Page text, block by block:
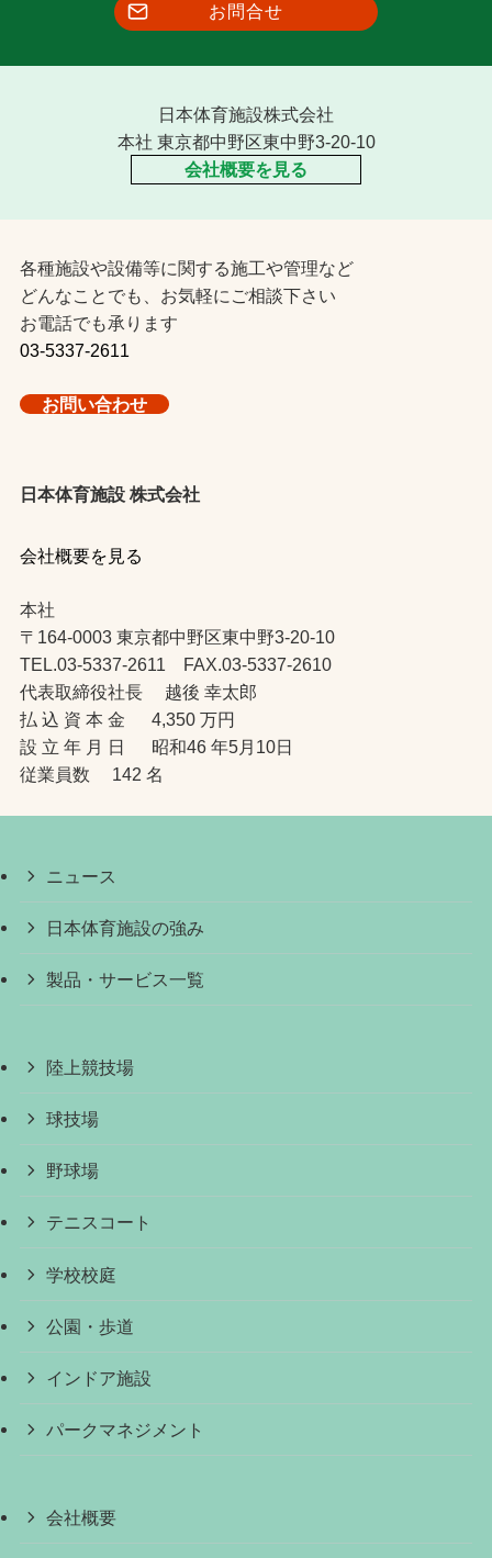
お問合せ
日本体育施設株式会社
本社 東京都中野区東中野3-20-10
会社概要を見る
各種施設や設備等に関する施工や管理など
どんなことでも、お気軽にご相談下さい
お電話でも承ります
03-5337-2611
お問い合わせ
日本体育施設 株式会社
会社概要を見る
本社
〒164-0003 東京都中野区東中野3-20-10
TEL.03-5337-2611 FAX.03-5337-2610
代表取締役社長 越後 幸太郎
払 込 資 本 金 4,350 万円
設 立 年 月 日 昭和46 年5月10日
従業員数 142 名
ニュース
日本体育施設の強み
製品・サービス一覧
陸上競技場
球技場
野球場
テニスコート
学校校庭
公園・歩道
インドア施設
パークマネジメント
会社概要